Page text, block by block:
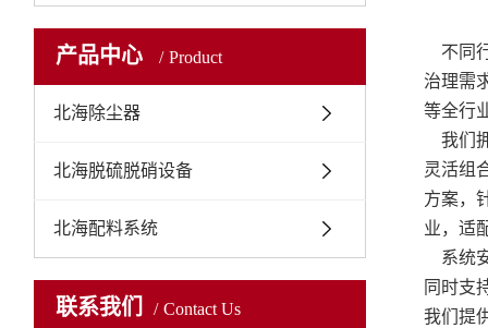
产品中心 Product
北海除尘器
北海脱硫脱硝设备
北海配料系统
联系我们 Contact Us
不同
治理需
等全行
我们
灵活组
方案，
业，适
系统
同时支
我们提